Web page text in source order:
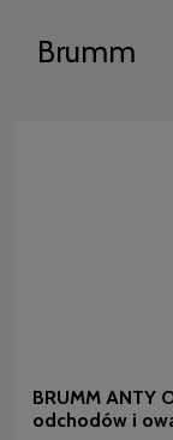
Brumm
BRUMM ANTY
odchodów i